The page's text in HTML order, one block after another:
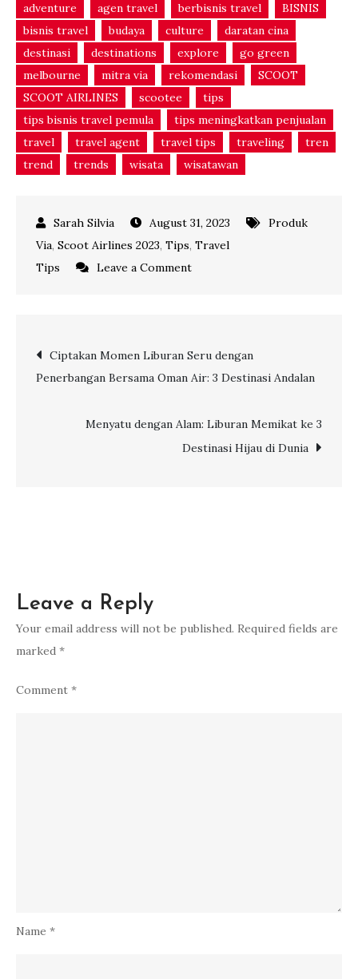
adventure agen travel berbisnis travel
BISNIS
bisnis travel
budaya culture
daratan cina
destinasi
destinations explore
go green
melbourne
mitra via rekomendasi
SCOOT
SCOOT AIRLINES
scootee
tips
tips bisnis travel pemula
tips meningkatkan penjualan
travel
travel agent travel tips traveling
tren
trend
trends wisata wisatawan
August 31, 2023
Produk
Via, Scoot Airlines 2023, Tips, Travel
Tips
Leave a Commenton
Kreativitas
dan
di
Balik
Post
navigation
Ciptakan Momen Liburan Seru dengan
Penerbangan Bersama Oman Air: 3 Destinasi Andalan
Menyatu dengan Alam: Liburan Memikat ke 3
Destinasi Hijau di Dunia
Leave a Reply
Your email address will not be published. Required fields are
marked *
Comment *
Name *